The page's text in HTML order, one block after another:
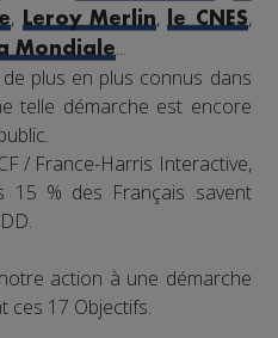
, Leroy Merlin, le CNES,
Mondiale...
plus en plus connus dans
telle démarche est encore
/ France-Harris Interactive,
15 % des Français savent
action à une démarche
ces 17 Objectifs.